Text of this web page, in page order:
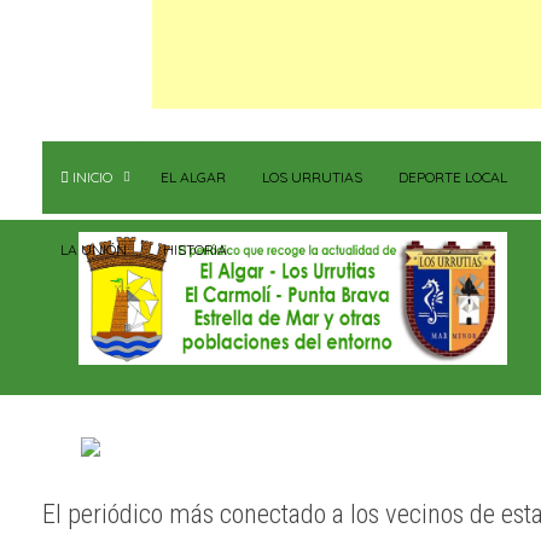
INICIO EL ALGAR LOS URRUTIAS DEPORTE LOCAL
LA UNIÓN HISTORIA
El periódico más conectado a los vecinos de